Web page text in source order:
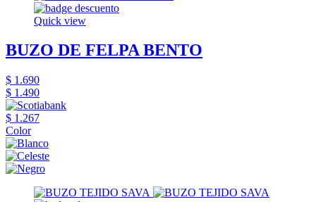
Quick view
BUZO DE FELPA BENTO
$ 1.690
$ 1.490
$ 1.267
Color